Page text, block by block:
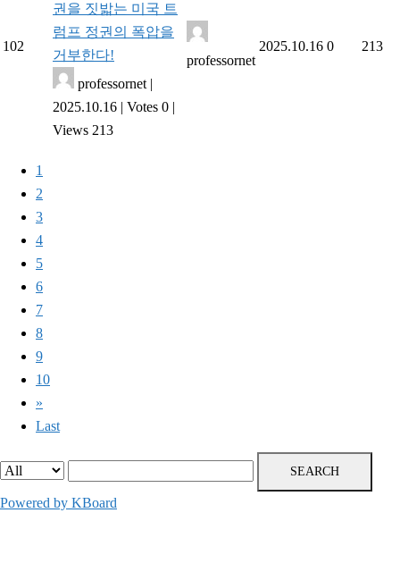
102
권을 짓밟는 미국 트
럼프 정권의 폭압을
거부한다!
professornet |
2025.10.16 | Votes 0 |
Views 213
professornet
2025.10.16 0 213
1
2
3
4
5
6
7
8
9
10
»
Last
SEARCH
Powered by KBoard